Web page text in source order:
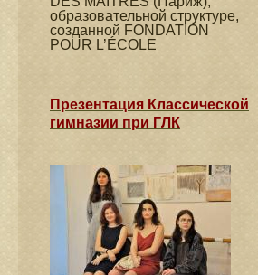
образовательной структуре,
созданной FONDATION
POUR L’ÉCOLE
Презентация Классической
гимназии при ГЛК